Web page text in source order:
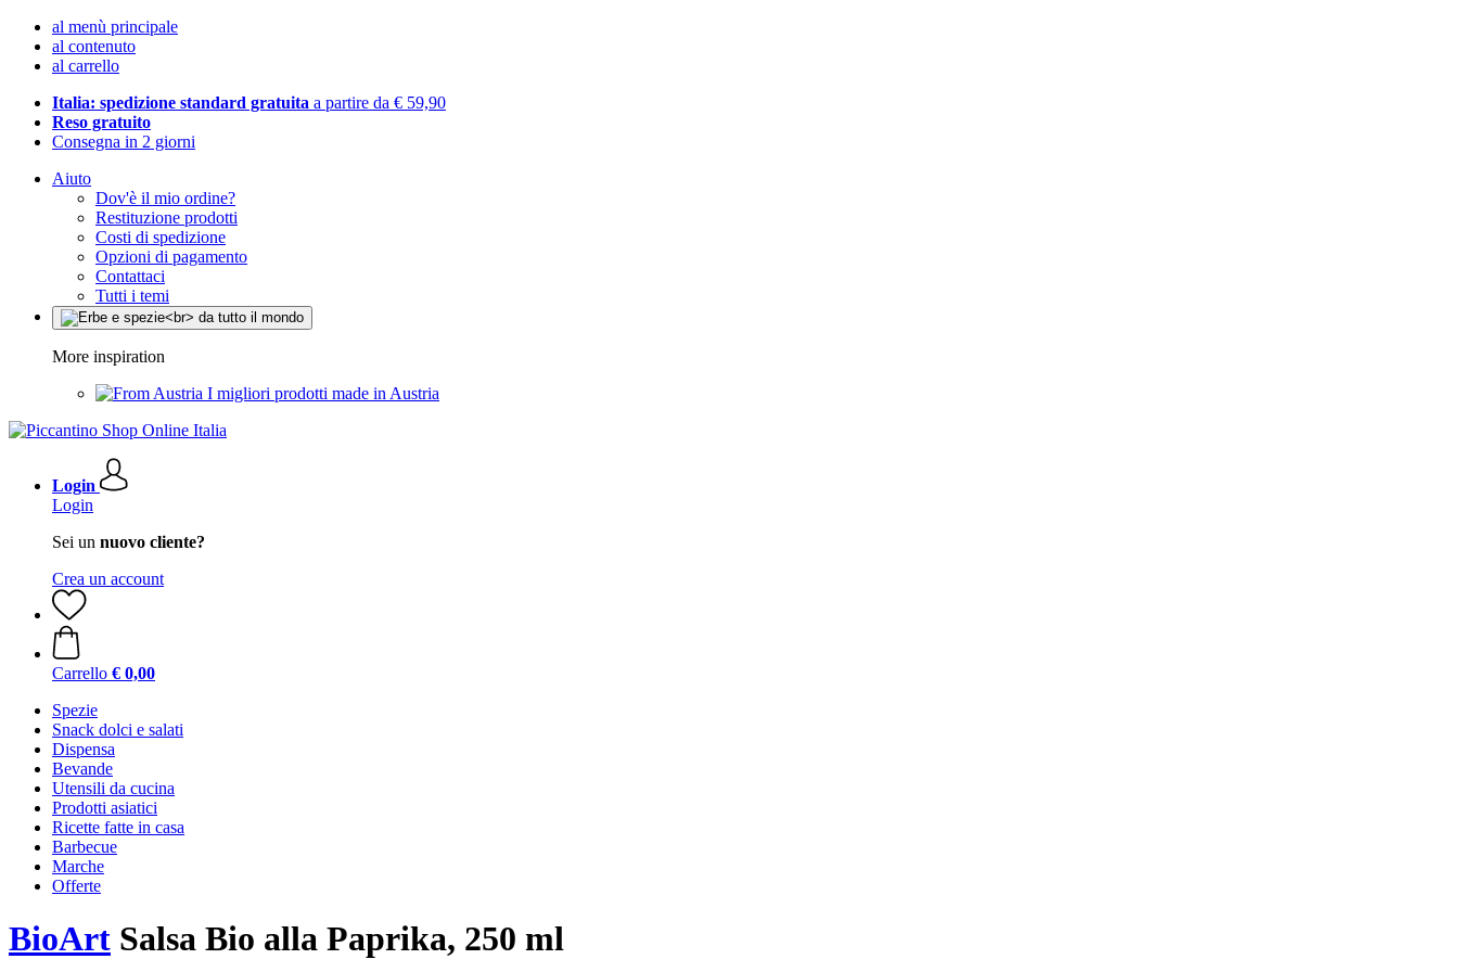
al menù principale
al contenuto
al carrello
Italia: spedizione standard gratuita a partire da € 59,90
Reso gratuito
Consegna in 2 giorni
Aiuto
Dov'è il mio ordine?
Restituzione prodotti
Costi di spedizione
Opzioni di pagamento
Contattaci
Tutti i temi
More inspiration
I migliori prodotti made in Austria
Login
Login
Sei un nuovo cliente?
Crea un account
Carrello € 0,00
Spezie
Snack dolci e salati
Dispensa
Bevande
Utensili da cucina
Prodotti asiatici
Ricette fatte in casa
Barbecue
Marche
Offerte
BioArt Salsa Bio alla Paprika, 250 ml